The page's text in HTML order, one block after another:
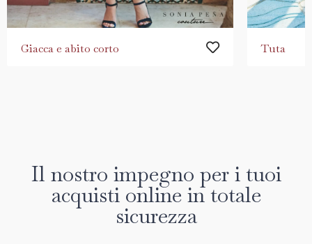
Giacca e abito corto Tuta
Il nostro impegno per i tuoi
acquisti online in totale
sicurezza